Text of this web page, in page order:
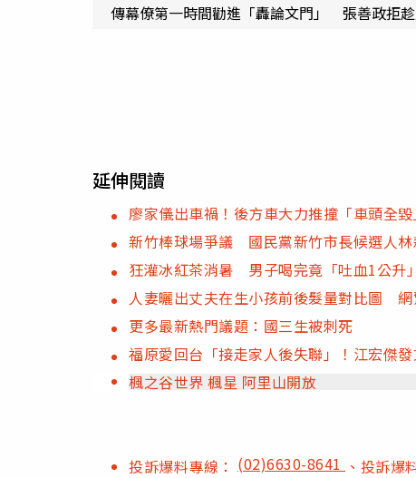
傳幕僚第一時間勸進「轟論文門」 張善政拒
延伸閱讀
廖家儀出車禍！後方車大力推撞「車頭全
新竹棒球場爭議 國民黨新竹市長候選人林
狂灌冰紅茶消暑 男子喝完竟「吐血1公升」
人妻曬出丈夫在生小孩前後髮量對比圖 網
更多最新熱門議題：國三生被刺死
福原愛回台「接走家人後失聯」！江宏傑
楓之谷世界 楓星 阿里山開放
投訴爆料專線： (02)6630-8641 、投訴爆